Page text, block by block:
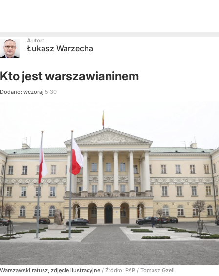
Autor:
Łukasz Warzecha
Kto jest warszawianinem
Dodano: wczoraj 5:30
Warszawski ratusz, zdjęcie ilustracyjne / Źródło: PAP / Tomasz Gzell